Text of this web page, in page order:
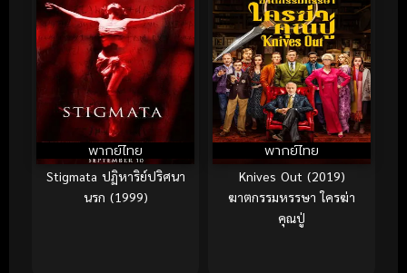
พากย์ไทย
Stigmata ปฏิหาริย์ปริศนา
นรก (1999)
พากย์ไทย
Knives Out (2019)
ฆาตกรรมหรรษา ใครฆ่า
คุณปู่